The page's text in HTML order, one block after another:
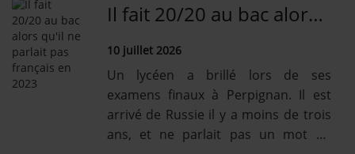
Il fait 20/20 au bac alors qu'il ne parlait pas français en 2023
10 juillet 2026
Un lycéen a brillé lors de ses
examens finaux à Perpignan. Il est
arrivé de Russie il y a moins de trois
ans, et ne parlait pas un mot de